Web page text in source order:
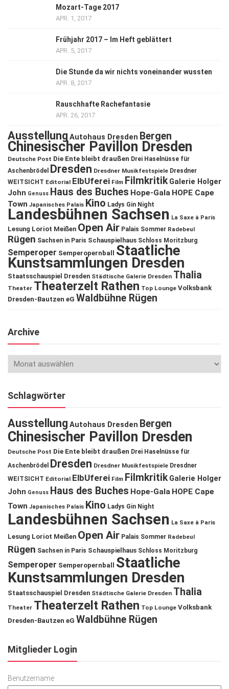
Mozart-Tage 2017
APR. 1, 2017
Frühjahr 2017 – Im Heft geblättert
APR. 5, 2017
Die Stunde da wir nichts voneinander wussten
APR. 8, 2017
Rauschhafte Rachefantasie
APR. 26, 2017
Ausstellung Autohaus Dresden Bergen
Chinesischer Pavillon Dresden
Deutsche Post Die Ente bleibt draußen Drei Haselnüsse für
Aschenbrödel
Dresden Dresdner Musikfestspiele Dresdner
WEITSICHT Editorial ElbUferei Film Filmkritik Galerie Holger
John Genuss Haus des Buches Hope-Gala HOPE Cape
Town Japanisches Palais Kino Ladys Gin Night
Landesbühnen Sachsen La Saxe à Paris
Lesung Loriot Meißen Open Air Palais Sommer Radebeul
Rügen Sachsen in Paris Schauspielhaus Schloss Moritzburg
Semperoper Semperopernball Staatliche
Kunstsammlungen Dresden
Staatsschauspiel Dresden Städtische Galerie Dresden Thalia
Theater Theaterzelt Rathen Top Lounge Volksbank
Dresden-Bautzen eG Waldbühne Rügen
Archive
Schlagwörter
Ausstellung Autohaus Dresden Bergen
Chinesischer Pavillon Dresden
Deutsche Post Die Ente bleibt draußen Drei Haselnüsse für
Aschenbrödel
Dresden Dresdner Musikfestspiele Dresdner
WEITSICHT Editorial ElbUferei Film Filmkritik Galerie Holger
John Genuss Haus des Buches Hope-Gala HOPE Cape
Town Japanisches Palais Kino Ladys Gin Night
Landesbühnen Sachsen La Saxe à Paris
Lesung Loriot Meißen Open Air Palais Sommer Radebeul
Rügen Sachsen in Paris Schauspielhaus Schloss Moritzburg
Semperoper Semperopernball
Staatliche
Kunstsammlungen Dresden
Staatsschauspiel Dresden Städtische Galerie Dresden Thalia
Theater Theaterzelt Rathen Top Lounge Volksbank
Dresden-Bautzen eG Waldbühne Rügen
Mitglieder Login
Benutzername